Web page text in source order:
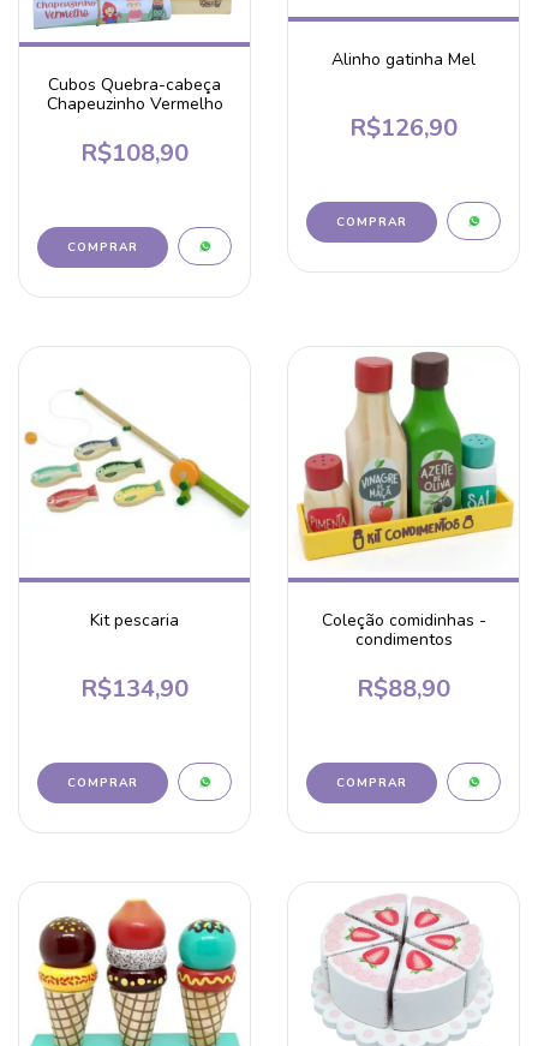
Cubos Quebra-cabeça
Chapeuzinho Vermelho
R$108,90
Alinho gatinha Mel
R$126,90
Kit pescaria
R$134,90
Coleção comidinhas -
condimentos
R$88,90